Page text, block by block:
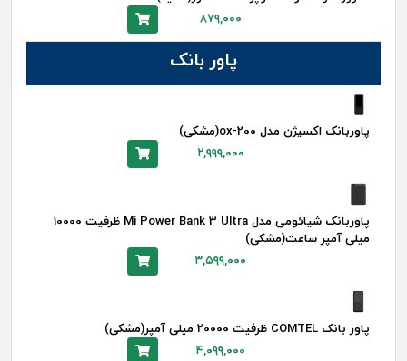
۸۷۹,۰۰۰
پاور بانک
پاوربانک اکسیژن مدل ox-200(مشکی)
۲,۹۹۹,۰۰۰
پاوربانک شیائومی مدل Mi Power Bank 3 Ultra ظرفیت 10000
میلی آمپر ساعت(مشکی)
۳,۵۹۹,۰۰۰
پاور بانک COMTEL ظرفیت 20000 میلی آمپر(مشکی)
۴,۰۹۹,۰۰۰